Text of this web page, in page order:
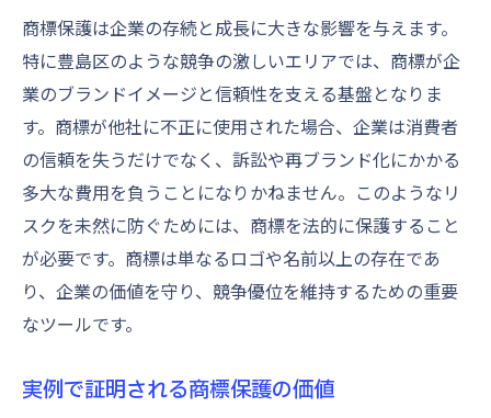
商標保護は企業の存続と成長に大きな影響を与えます。
特に豊島区のような競争の激しいエリアでは、商標が企
業のブランドイメージと信頼性を支える基盤となりま
す。商標が他社に不正に使用された場合、企業は消費者
の信頼を失うだけでなく、訴訟や再ブランド化にかかる
多大な費用を負うことになりかねません。このようなリ
スクを未然に防ぐためには、商標を法的に保護すること
が必要です。商標は単なるロゴや名前以上の存在であ
り、企業の価値を守り、競争優位を維持するための重要
なツールです。
実例で証明される商標保護の価値